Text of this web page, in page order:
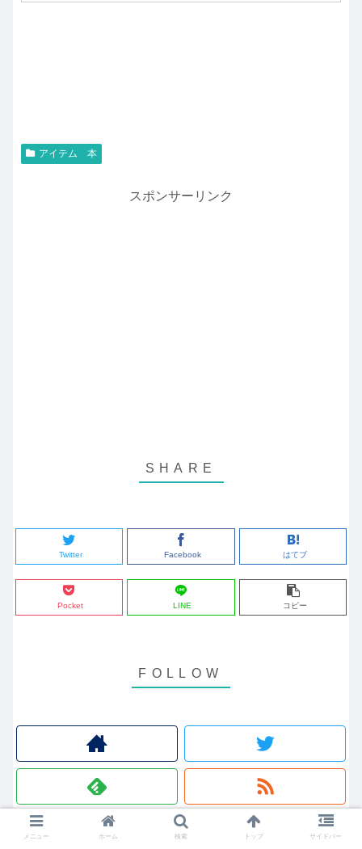
アイテム 本
スポンサーリンク
Twitter Facebook はてブ
Pocket LINE コピー
メニュー ホーム 検索 トップ サイドバー